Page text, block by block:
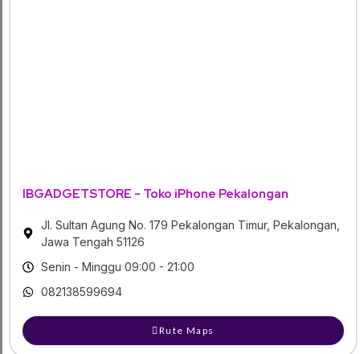
IBGADGETSTORE - Toko iPhone Pekalongan
Jl. Sultan Agung No. 179 Pekalongan Timur, Pekalongan,
Jawa Tengah 51126
Senin - Minggu 09:00 - 21:00
082138599694
Rute Maps